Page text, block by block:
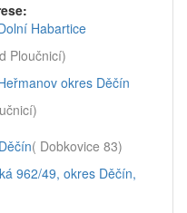
Habartice
Ploučnicí)
okres Děčín
( Dobkovice 83)
962/49, okres Děčín,